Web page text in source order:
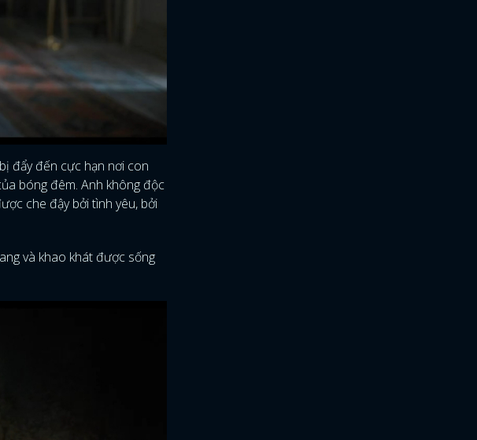
GOOGLE
đẩy đến cực hạn nơi con
bóng đêm. Anh không độc
che đậy bởi tình yêu, bởi
và khao khát được sống